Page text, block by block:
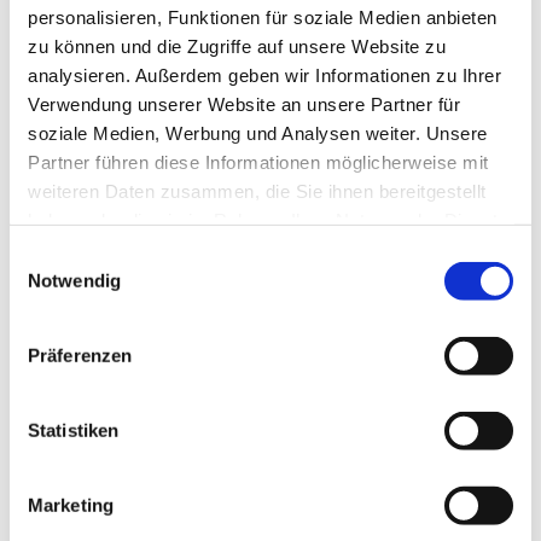
personalisieren, Funktionen für soziale Medien anbieten
zu können und die Zugriffe auf unsere Website zu
analysieren. Außerdem geben wir Informationen zu Ihrer
Verwendung unserer Website an unsere Partner für
soziale Medien, Werbung und Analysen weiter. Unsere
Partner führen diese Informationen möglicherweise mit
weiteren Daten zusammen, die Sie ihnen bereitgestellt
Notwendig
Präferenzen
Statistiken
Marketing
Ähnliche Produkte